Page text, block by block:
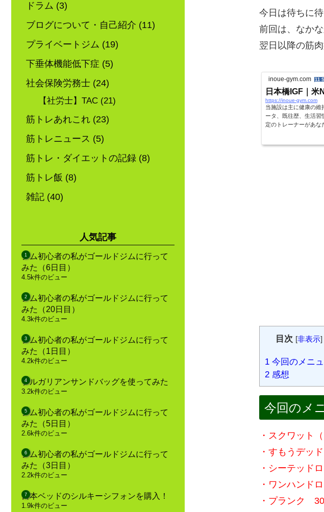
今日は待ちに
前回は、なか
翌日以降の筋
inoue-gym.com 11
日本橋IGF｜米
https://inoue-gym.com
当施設は主に健康の維
ータ、既往歴、生活習
定のトレーナーがあな
目次 [非表示]
1 今回のメニ
2 感想
今回のメ
・スクワット
・すもうデッ
・シーテッド
・ワンハンド
・プランク
ドラム (3)
ブログについて・自己紹介 (11)
プライベートジム (19)
下垂体機能低下症 (5)
社会保険労務士 (24)
【社労士】TAC(21)
筋トレあれこれ (23)
筋トレニュース (5)
筋トレ・ダイエットの記録 (8)
筋トレ飯 (8)
雑記 (40)
人気記事
ジム初心者の私がゴールドジムに行って
みた（6日目）
4.5k件のビュー
ジム初心者の私がゴールドジムに行って
みた（20日目）
4.3k件のビュー
ジム初心者の私がゴールドジムに行って
みた（1日目）
4.2k件のビュー
ブルガリアンサンドバッグを使ってみた
3.2k件のビュー
ジム初心者の私がゴールドジムに行って
みた（5日目）
2.6k件のビュー
ジム初心者の私がゴールドジムに行って
みた（3日目）
2.2k件のビュー
日本ベッドのシルキーシフォンを購入！
1.9k件のビュー